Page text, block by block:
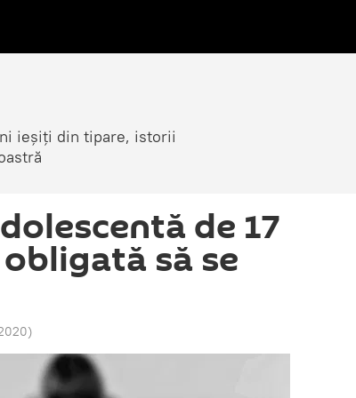
ieșiți din tipare, istorii
de 17
să se
)